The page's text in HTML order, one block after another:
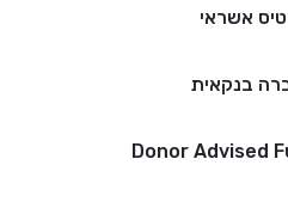
אשראי
בנקאית
Donor Advised